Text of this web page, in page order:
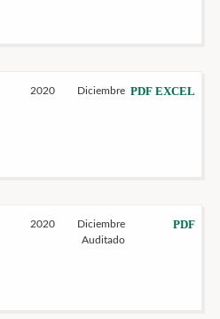
2020 Diciembre PDF EXCEL
2020
Diciembre
Auditado
PDF